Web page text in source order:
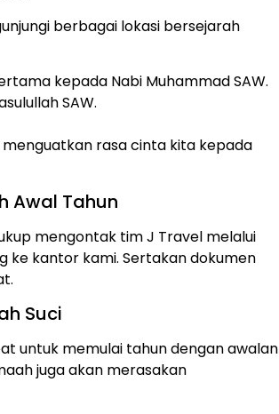
berbagai lokasi bersejarah
kepada Nabi Muhammad SAW.
SAW.
rasa cinta kita kepada
Awal Tahun
mengontak tim J Travel melalui
ke kantor kami. Sertakan dokumen
Suci
untuk memulai tahun dengan awalan
juga akan merasakan